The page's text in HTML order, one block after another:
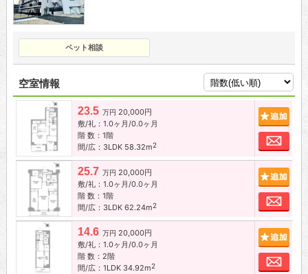
ペット相談
空室情報
23.5 万円 20,000円
敷/礼：1.0ヶ月/0.0ヶ月
階 数：1階
間/広：3LDK 58.32m2
お
25.7 万円 20,000円
敷/礼：1.0ヶ月/0.0ヶ月
階 数：1階
間/広：3LDK 62.24m2
お
14.6 万円 20,000円
敷/礼：1.0ヶ月/0.0ヶ月
階 数：2階
間/広：1LDK 34.92m2
お